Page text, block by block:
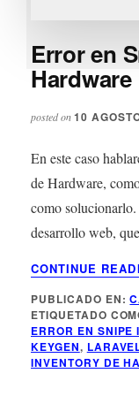
Error en
Hardware
posted on10
En este caso
de Hardware,
como
desarrollo web,
CONTINUE
PUBLICADO EN:
ETIQUETADO
ERROR EN SNIPE
KEYGEN,
INVENTORY DE